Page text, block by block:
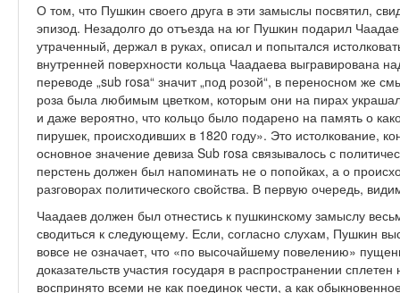
О том, что Пушкин своего друга в эти замыслы посвятил,
эпизод. Незадолго до отъезда на юг Пушкин подарил
утраченный, держал в руках, описал и попытался
внутренней поверхности кольца Чаадаева выгравирована
переводе „sub rosa“ значит „под розой“, в переносном же
роза была любимым цветком, которым они на пирах
и даже вероятно, что кольцо было подарено на память о
пирушек, происходивших в 1820 году». Это истолкование,
основное значение девиза Sub rosa связывалось с
перстень должен был напоминать не о попойках, а о
разговорах политического свойства. В первую очередь,
Чаадаев должен был отнестись к пушкинскому замыслу
сводиться к следующему. Если, согласно слухам, Пушкин
вовсе не означает, что «по высочайшему повелению»
доказательств участия государя в распространении
воспринято всеми не как поединок чести, а как